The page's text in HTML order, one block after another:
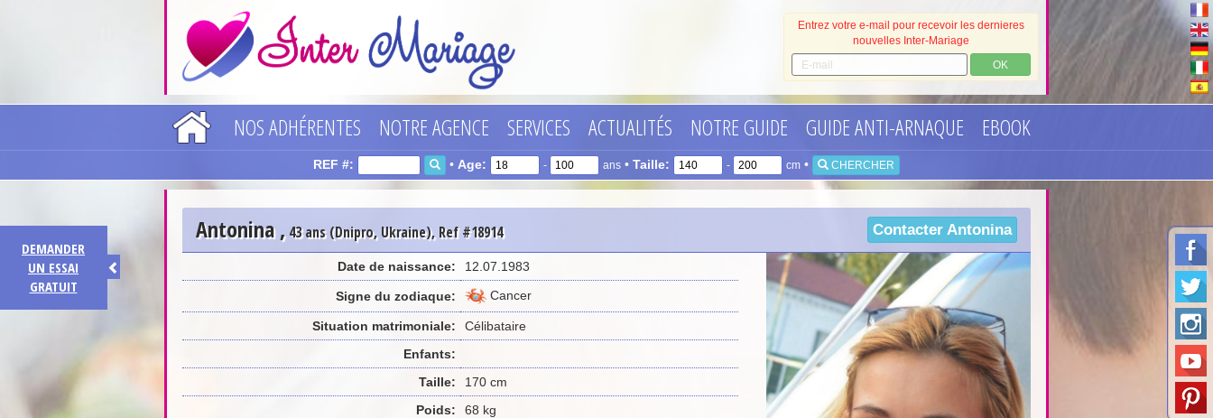
Entrez votre e-mail pour recevoir les dernieres
nouvelles Inter-Mariage
OK
NOS ADHÉRENTES NOTRE AGENCE SERVICES ACTUALITÉS NOTRE GUIDE GUIDE ANTI-ARNAQUE EBOOK
REF #: • Age: - ans • Taille: - cm • CHERCHER
Antonina, 43 ans (Dnipro, Ukraine), Ref #18914 Contacter Antonina
Date de naissance: 12.07.1983
Signe du zodiaque: Cancer
Situation matrimoniale:
Célibataire
Enfants:
Taille:
170 cm
Poids:
68 kg
DEMANDER
UN ESSAI
GRATUIT